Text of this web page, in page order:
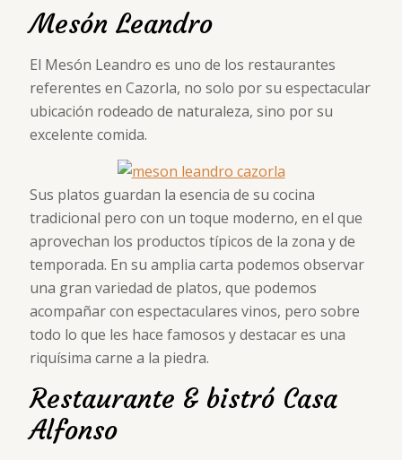
Mesón Leandro
El Mesón Leandro es uno de los restaurantes
referentes en Cazorla, no solo por su espectacular
ubicación rodeado de naturaleza, sino por su
excelente comida.
Sus platos guardan la esencia de su cocina
tradicional pero con un toque moderno, en el que
aprovechan los productos típicos de la zona y de
temporada. En su amplia carta podemos observar
una gran variedad de platos, que podemos
acompañar con espectaculares vinos, pero sobre
todo lo que les hace famosos y destacar es una
riquísima carne a la piedra.
Restaurante & bistró Casa
Alfonso